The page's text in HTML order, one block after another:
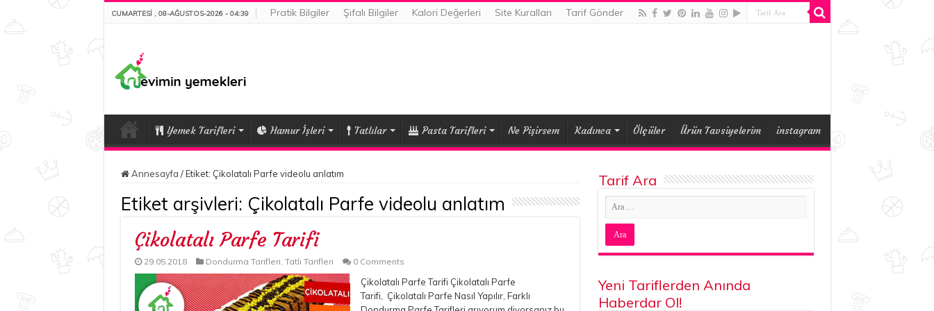
CUMARTESI , 08-AĞUSTOS-2026 - 04:39 Pratik Bilgiler Şifalı Bilgiler Kalori Değerleri Site Kuralları Tarif Gönder
Yemek Tarifleri Hamur İşleri Tatlılar Pasta Tarifleri Ne Pişirsem Kadınca Ölçüler Ürün Tavsiyelerim instagram
Annesayfa / Etiket: Çikolatalı Parfe videolu anlatım
Etiket arşivleri: Çikolatalı Parfe videolu anlatım
Çikolatalı Parfe Tarifi
29.05.2018 Dondurma Tarifleri, Tatlı Tarifleri 0 Comments
Çikolatalı Parfe Tarifi Çikolatalı Parfe
Tarifi, Çikolatalı Parfe Nasıl Yapılır, Farklı
Tarif Ara
Yeni Tariflerden Anında
Haberdar Ol!